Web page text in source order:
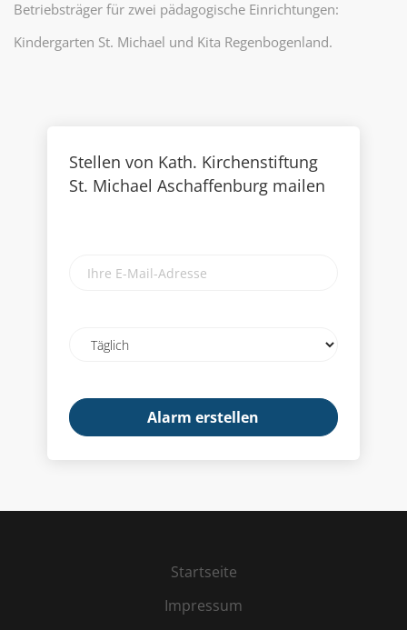
Betriebsträger für zwei pädagogische Einrichtungen:
Kindergarten St. Michael und Kita Regenbogenland.
Stellen von Kath. Kirchenstiftung
St. Michael Aschaffenburg mailen
frequency
Startseite
Impressum